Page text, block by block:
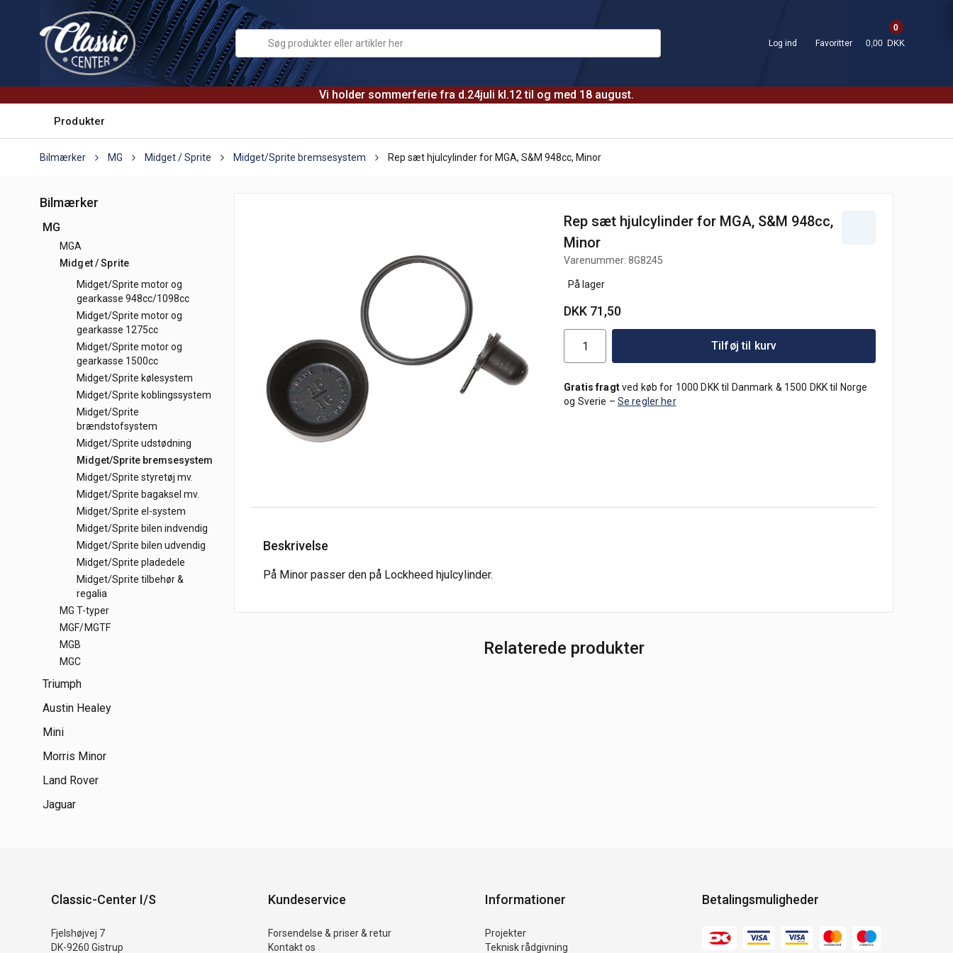
Vi holder sommerferie fra d.24juli kl.12 til og med 18 august.
Log ind Favoritter
0
0,00 DKK
Produkter
Bilmærker MG Midget / Sprite Midget/Sprite bremsesystem Rep sæt hjulcylinder for MGA, S&M 948cc, Minor
Bilmærker
MG
MGA
Midget / Sprite
Midget/Sprite motor og
gearkasse 948cc/1098cc
Midget/Sprite motor og
gearkasse 1275cc
Midget/Sprite motor og
gearkasse 1500cc
Midget/Sprite kølesystem
Midget/Sprite koblingssystem
Midget/Sprite
brændstofsystem
Midget/Sprite udstødning
Midget/Sprite bremsesystem
Midget/Sprite styretøj mv.
Midget/Sprite bagaksel mv.
Midget/Sprite el-system
Midget/Sprite bilen indvendig
Midget/Sprite bilen udvendig
Midget/Sprite pladedele
Midget/Sprite tilbehør &
regalia
MG T-typer
MGF/MGTF
MGB
MGC
Triumph
Austin Healey
Mini
Morris Minor
Land Rover
Jaguar
Rep sæt hjulcylinder for MGA, S&M 948cc,
Minor
Varenummer:8G8245
På lager
DKK 71,50
Tilføj til kurv
Gratis fragtved køb for 1000 DKK til Danmark & 1500 DKK til Norge
og Sverie – Se regler her
Beskrivelse
På Minor passer den på Lockheed hjulcylinder.
Relaterede produkter
Classic-Center I/S
Fjelshøjvej 7
DK-9260 Gistrup
Kundeservice
Forsendelse & priser & retur
Kontakt os
Informationer
Projekter
Teknisk rådgivning
Betalingsmuligheder